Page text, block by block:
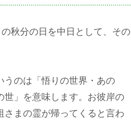
秋分の日を中日として、その
うのは「悟りの世界・あの
世」を意味します。お彼岸の
まの霊が帰ってくると言わ